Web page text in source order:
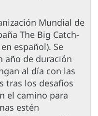
Mundial de
The Big Catch-
español). Se
año de duración
al día con las
tras los desafíos
el camino para
estén